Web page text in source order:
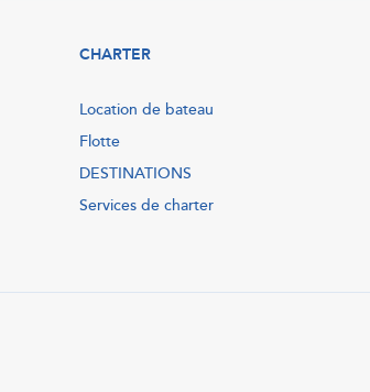
CHARTER
Location de bateau
Flotte
DESTINATIONS
Services de charter